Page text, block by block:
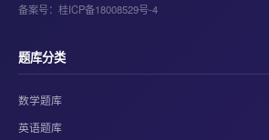
备案号：桂ICP备18008529号-4
题库分类
数学题库
英语题库